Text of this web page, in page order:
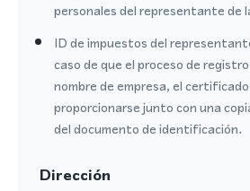
personales del representante de
ID de impuestos del
caso de que el proceso de
nombre de empresa, el
proporcionarse junto con una
del documento de identificación.
Dirección